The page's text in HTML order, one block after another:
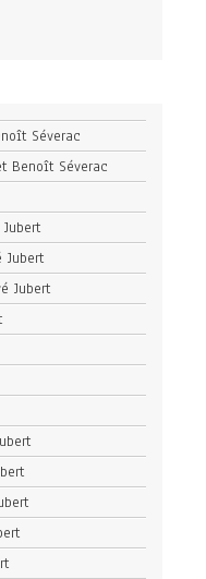
Séverac
Benoît Séverac
Jubert
Jubert